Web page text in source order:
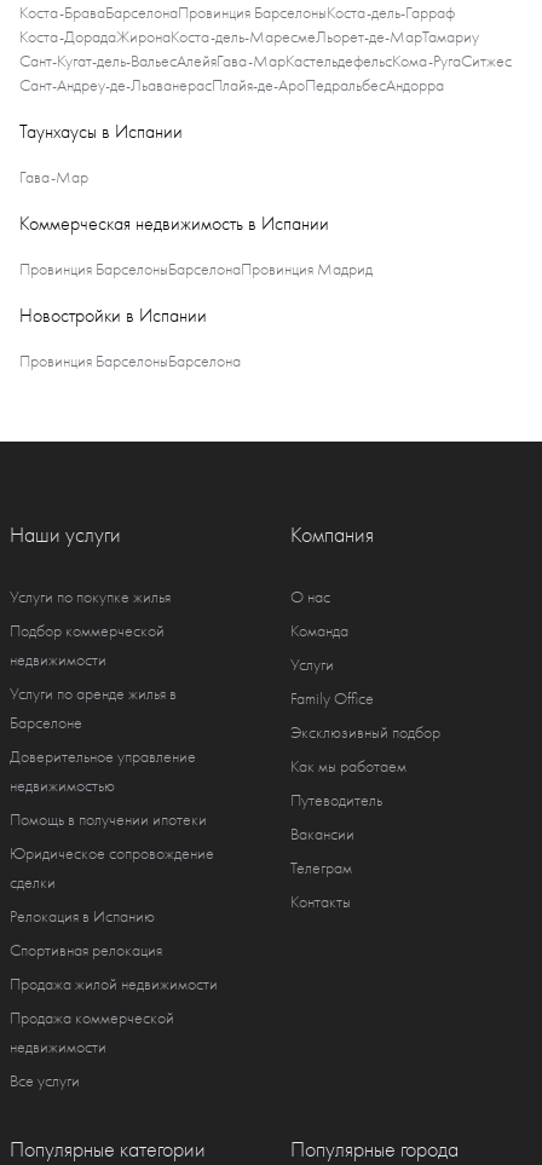
Коста-БраваБарселонаПровинция БарселоныКоста-дель-Гарраф
Коста-ДорадаЖиронаКоста-дель-МаресмеЛьорет-де-МарТамариу
Сант-Кугат-дель-ВальесАлейяГава-МарКастельдефельсКома-РугаСитжес
Сант-Андреу-де-ЛьаванерасПлайя-де-АроПедральбесАндорра
Таунхаусы в Испании
Гава-Мар
Коммерческая недвижимость в Испании
Провинция БарселоныБарселонаПровинция Мадрид
Новостройки в Испании
Провинция БарселоныБарселона
Наши услуги
Услуги по покупке жилья
Подбор коммерческой
недвижимости
Услуги по аренде жилья в
Барселоне
Доверительное управление
недвижимостью
Помощь в получении ипотеки
Юридическое сопровождение
сделки
Релокация в Испанию
Спортивная релокация
Продажа жилой недвижимости
Продажа коммерческой
недвижимости
Все услуги
Компания
О нас
Команда
Услуги
Family Office
Эксклюзивный подбор
Как мы работаем
Путеводитель
Вакансии
Телеграм
Контакты
Популярные категории Популярные города